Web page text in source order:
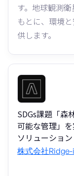
す。地球観測
もとに、環境
供します。
SDGs課題「森
可能な管理」
ソリューション
株式会社Ridge-i